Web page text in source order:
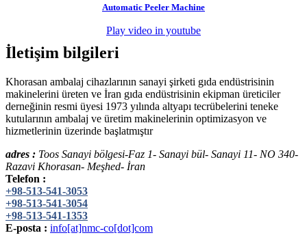
Automatic Peeler Machine
Play video in youtube
İletişim bilgileri
Khorasan ambalaj cihazlarının sanayi şirketi gıda endüstrisinin
makinelerini üreten ve İran gıda endüstrisinin ekipman üreticiler
derneğinin resmi üyesi 1973 yılında altyapı tecrübelerini teneke
kutularının ambalaj ve üretim makinelerinin optimizasyon ve
hizmetlerinin üzerinde başlatmıştır
adres : Toos Sanayi bölgesi-Faz 1- Sanayi bül- Sanayi 11- NO 340-
Razavi Khorasan- Meşhed- İran
Telefon :
+98-513-541-3053
+98-513-541-3054
+98-513-541-1353
E-posta : info[at]nmc-co[dot]com